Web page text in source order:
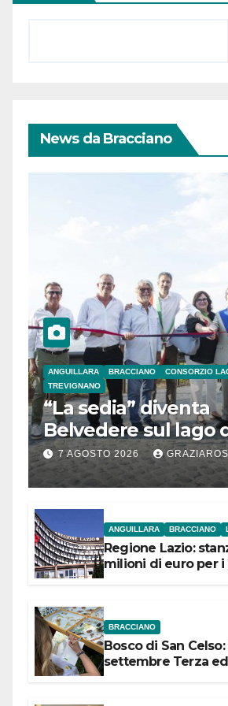
News da Bracciano
ANGUILLARA BRACCIANO
CONSORZIO
TREVIGNANO
“La sedia” diventa
Belvedere sul lago
Bracciano: ieri
l’inaugurazione
7 AGOSTO 2026
ANGUILLARA BRACCIANO
Regione Lazio:
milioni di euro per i
BRACCIANO
Bosco di San
settembre Terza